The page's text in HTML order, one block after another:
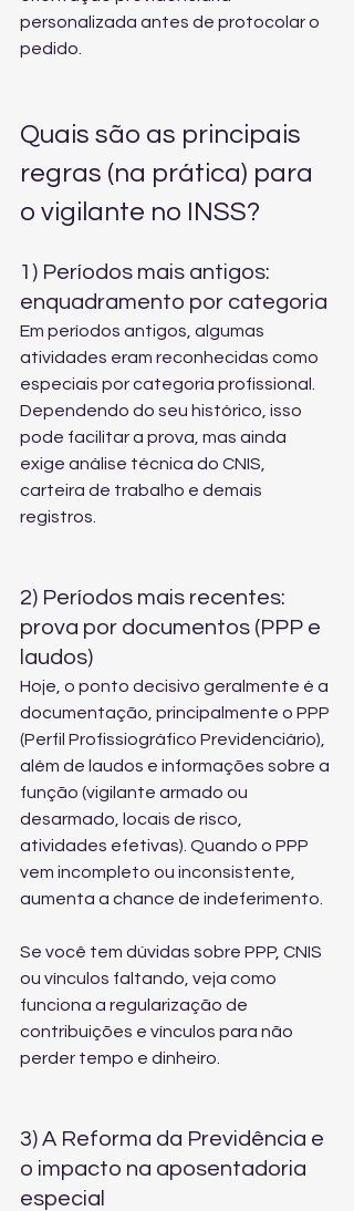
personalizada antes de protocolar o
pedido.
Quais são as principais
regras (na prática) para
o vigilante no INSS?
1) Períodos mais antigos:
enquadramento por categoria
Em períodos antigos, algumas
atividades eram reconhecidas como
especiais por categoria profissional.
Dependendo do seu histórico, isso
pode facilitar a prova, mas ainda
exige análise técnica do CNIS,
carteira de trabalho e demais
registros.
2) Períodos mais recentes:
prova por documentos (PPP e
laudos)
Hoje, o ponto decisivo geralmente é a
documentação, principalmente o PPP
(Perfil Profissiográfico Previdenciário),
além de laudos e informações sobre a
função (vigilante armado ou
desarmado, locais de risco,
atividades efetivas). Quando o PPP
vem incompleto ou inconsistente,
aumenta a chance de indeferimento.
Se você tem dúvidas sobre PPP, CNIS
ou vínculos faltando, veja como
funciona a regularização de
contribuições e vínculos para não
perder tempo e dinheiro.
3) A Reforma da Previdência e
o impacto na aposentadoria
especial